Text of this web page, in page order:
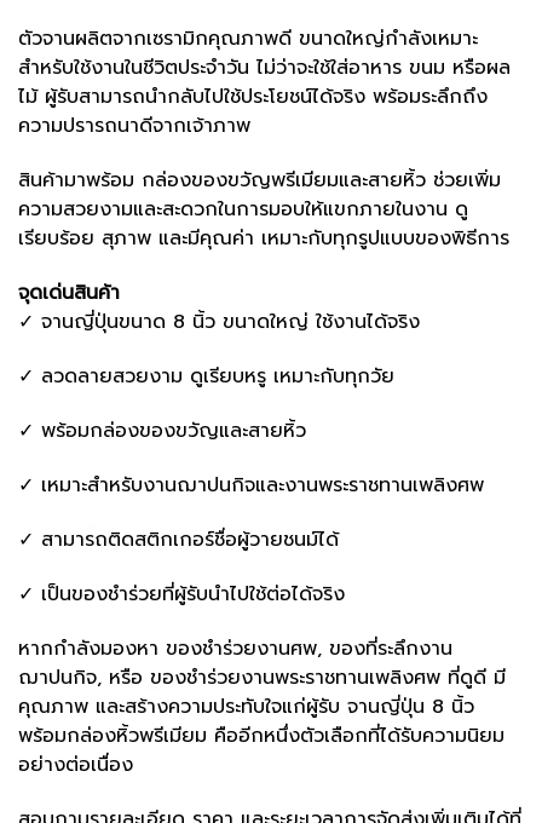
ตัวจานผลิตจากเซรามิกคุณภาพดี ขนาดใหญ่กำลังเหมาะ
สำหรับใช้งานในชีวิตประจำวัน ไม่ว่าจะใช้ใส่อาหาร ขนม หรือผล
ไม้ ผู้รับสามารถนำกลับไปใช้ประโยชน์ได้จริง พร้อมระลึกถึง
ความปรารถนาดีจากเจ้าภาพ
สินค้ามาพร้อม กล่องของขวัญพรีเมียมและสายหิ้ว ช่วยเพิ่ม
ความสวยงามและสะดวกในการมอบให้แขกภายในงาน ดู
เรียบร้อย สุภาพ และมีคุณค่า เหมาะกับทุกรูปแบบของพิธีการ
จุดเด่นสินค้า
✓ จานญี่ปุ่นขนาด 8 นิ้ว ขนาดใหญ่ ใช้งานได้จริง
✓ ลวดลายสวยงาม ดูเรียบหรู เหมาะกับทุกวัย
✓ พร้อมกล่องของขวัญและสายหิ้ว
✓ เหมาะสำหรับงานฌาปนกิจและงานพระราชทานเพลิงศพ
✓ สามารถติดสติกเกอร์ชื่อผู้วายชนม์ได้
✓ เป็นของชำร่วยที่ผู้รับนำไปใช้ต่อได้จริง
หากกำลังมองหา ของชำร่วยงานศพ, ของที่ระลึกงาน
ฌาปนกิจ, หรือ ของชำร่วยงานพระราชทานเพลิงศพ ที่ดูดี มี
คุณภาพ และสร้างความประทับใจแก่ผู้รับ จานญี่ปุ่น 8 นิ้ว
พร้อมกล่องหิ้วพรีเมียม คืออีกหนึ่งตัวเลือกที่ได้รับความนิยม
อย่างต่อเนื่อง